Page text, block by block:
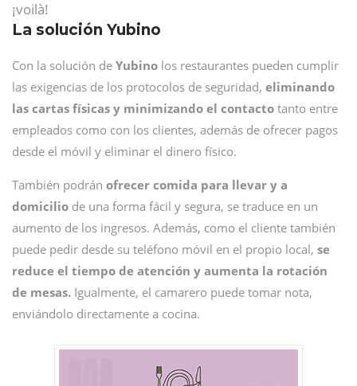
¡voilà!
La solución Yubino
Con la solución de Yubino los restaurantes pueden cumplir
las exigencias de los protocolos de seguridad, eliminando
las cartas físicas y minimizando el contacto tanto entre
empleados como con los clientes, además de ofrecer pagos
desde el móvil y eliminar el dinero físico.
También podrán ofrecer comida para llevar y a
domicilio de una forma fácil y segura, se traduce en un
aumento de los ingresos. Además, como el cliente también
puede pedir desde su teléfono móvil en el propio local, se
reduce el tiempo de atención y aumenta la rotación
de mesas. Igualmente, el camarero puede tomar nota,
enviándolo directamente a cocina.